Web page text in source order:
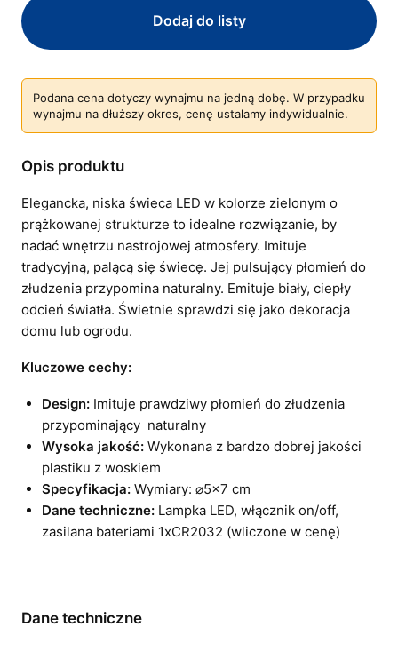
Dodaj do listy
Podana cena dotyczy wynajmu na jedną dobę. W przypadku
wynajmu na dłuższy okres, cenę ustalamy indywidualnie.
Opis produktu
Elegancka, niska świeca LED w kolorze zielonym o
prążkowanej strukturze to idealne rozwiązanie, by
nadać wnętrzu nastrojowej atmosfery. Imituje
tradycyjną, palącą się świecę. Jej pulsujący płomień do
złudzenia przypomina naturalny. Emituje biały, ciepły
odcień światła. Świetnie sprawdzi się jako dekoracja
domu lub ogrodu.
Kluczowe cechy:
Design:Imituje prawdziwy płomień do złudzenia
przypominający naturalny
Wysoka jakość:Wykonana z bardzo dobrej jakości
plastiku z woskiem
Specyfikacja: Wymiary: ⌀5×7 cm
Dane techniczne: Lampka LED, włącznik on/off,
zasilana bateriami 1xCR2032 (wliczone w cenę)
Dane techniczne